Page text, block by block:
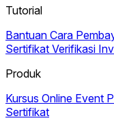
Tutorial
Bantuan Cara
Sertifikat Verifikasi
Produk
Kursus Online Event
Sertifikat